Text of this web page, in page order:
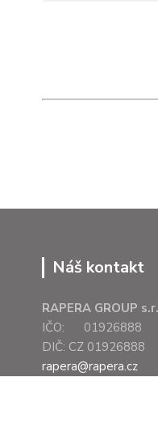
Náš kontakt
RAPERA GROUP
IČO: 01926888
DIČ: CZ 01926888
rapera@rapera.cz